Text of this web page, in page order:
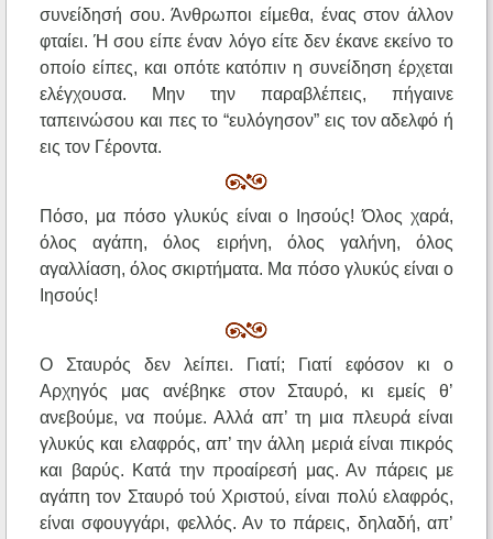
συνείδησή σου. Άνθρωποι είμεθα, ένας στον άλλον
φταίει. Ή σου είπε έναν λόγο είτε δεν έκανε εκείνο το
οποίο είπες, και οπότε κατόπιν η συνείδηση έρχεται
ελέγχουσα. Μην την παραβλέπεις, πήγαινε
ταπεινώσου και πες το “ευλόγησον” εις τον αδελφό ή
εις τον Γέροντα.
Πόσο, μα πόσο γλυκύς είναι ο Ιησούς! Όλος χαρά,
όλος αγάπη, όλος ειρήνη, όλος γαλήνη, όλος
αγαλλίαση, όλος σκιρτήματα. Μα πόσο γλυκύς είναι ο
Ιησούς!
Ο Σταυρός δεν λείπει. Γιατί; Γιατί εφόσον κι ο
Αρχηγός μας ανέβηκε στον Σταυρό, κι εμείς θ’
ανεβούμε, να πούμε. Αλλά απ’ τη μια πλευρά είναι
γλυκύς και ελαφρός, απ’ την άλλη μεριά είναι πικρός
και βαρύς. Κατά την προαίρεσή μας. Αν πάρεις με
αγάπη τον Σταυρό τού Χριστού, είναι πολύ ελαφρός,
είναι σφουγγάρι, φελλός. Αν το πάρεις, δηλαδή, απ’